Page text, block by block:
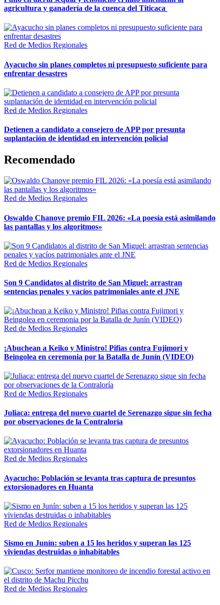
agricultura y ganadería de la cuenca del Titicaca
Red de Medios Regionales
Ayacucho sin planes completos ni presupuesto suficiente para
enfrentar desastres
Red de Medios Regionales
Detienen a candidato a consejero de APP por presunta
suplantación de identidad en intervención policial
Recomendado
Red de Medios Regionales
Oswaldo Chanove premio FIL 2026: «La poesía está asimilando
las pantallas y los algoritmos»
Red de Medios Regionales
Son 9 Candidatos al distrito de San Miguel: arrastran
sentencias penales y vacíos patrimoniales ante el JNE
Red de Medios Regionales
¡Abuchean a Keiko y Ministro! Pifias contra Fujimori y
Beingolea en ceremonia por la Batalla de Junín (VIDEO)
Red de Medios Regionales
Juliaca: entrega del nuevo cuartel de Serenazgo sigue sin fecha
por observaciones de la Contraloría
Red de Medios Regionales
Ayacucho: Población se levanta tras captura de presuntos
extorsionadores en Huanta
Red de Medios Regionales
Sismo en Junín: suben a 15 los heridos y superan las 125
viviendas destruidas o inhabitables
Red de Medios Regionales